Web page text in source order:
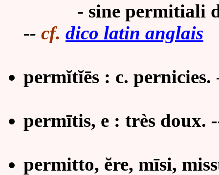
- sine permitiali
-- cf. dico latin anglais
permĭtĭēs : c. pernicies.
permītis, e : très doux.
permitto, ĕre, mīsi,